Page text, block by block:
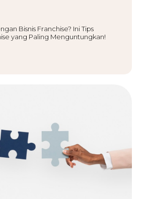
Bisnis Franchise? Ini Tips
yang Paling Menguntungkan!